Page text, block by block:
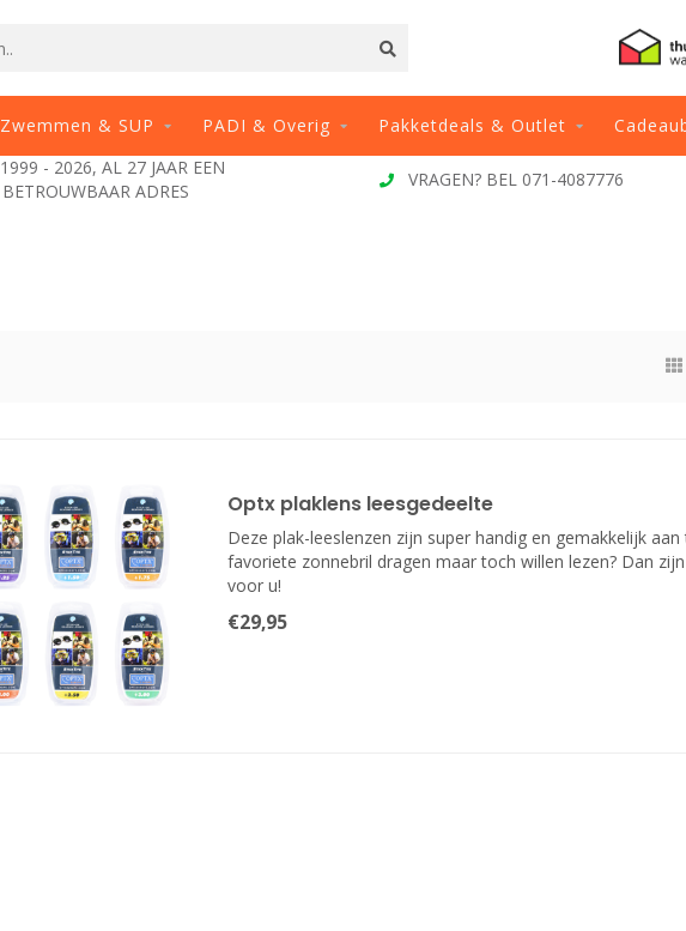
Zwemmen & SUP PADI & Overig Pakketdeals & Outlet
VRAGEN? BEL 071-4087776 VOOR 13:00 BESTELD,
Optx plaklens leesgedeelte
Deze plak-leeslenzen zijn super handig en gemakkelijk
favoriete zonnebril dragen maar toch willen lezen? Dan
voor u!
€29,95